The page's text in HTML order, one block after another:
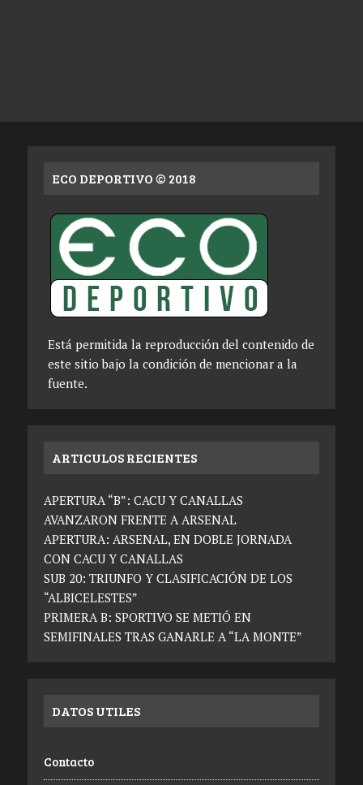
ECO DEPORTIVO © 2018
Está permitida la reproducción del contenido de
este sitio bajo la condición de mencionar a la
fuente.
ARTICULOS RECIENTES
APERTURA “B”: CACU Y CANALLAS
AVANZARON FRENTE A ARSENAL
APERTURA: ARSENAL, EN DOBLE JORNADA
CON CACU Y CANALLAS
SUB 20: TRIUNFO Y CLASIFICACIÓN DE LOS
“ALBICELESTES”
PRIMERA B: SPORTIVO SE METIÓ EN
SEMIFINALES TRAS GANARLE A “LA MONTE”
DATOS UTILES
Contacto